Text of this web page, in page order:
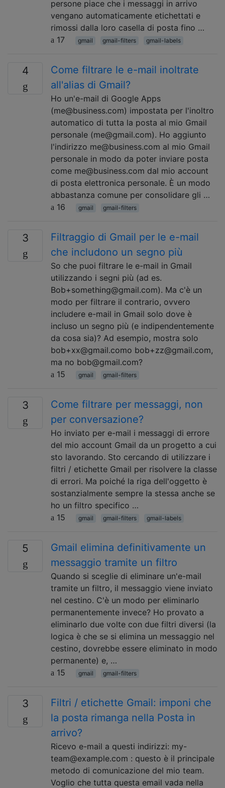
persone piace che i messaggi in arrivo
vengano automaticamente etichettati e
rimossi dalla loro casella di posta fino …
17
gmail gmail-filters gmail-labels
4
Come filtrare le e-mail inoltrate
all'alias di Gmail?
Ho un'e-mail di Google Apps
(me@business.com) impostata per l'inoltro
automatico di tutta la posta al mio Gmail
personale (me@gmail.com). Ho aggiunto
l'indirizzo me@business.com al mio Gmail
personale in modo da poter inviare posta
come me@business.com dal mio account
di posta elettronica personale. È un modo
abbastanza comune per consolidare gli …
16
gmail gmail-filters
3
Filtraggio di Gmail per le e-mail
che includono un segno più
So che puoi filtrare le e-mail in Gmail
utilizzando i segni più (ad es.
Bob+something@gmail.com). Ma c'è un
modo per filtrare il contrario, ovvero
includere e-mail in Gmail solo dove è
incluso un segno più (e indipendentemente
da cosa sia)? Ad esempio, mostra solo
bob+xx@gmail.como bob+zz@gmail.com,
ma no bob@gmail.com?
15
gmail gmail-filters
3
Come filtrare per messaggi, non
per conversazione?
Ho inviato per e-mail i messaggi di errore
del mio account Gmail da un progetto a cui
sto lavorando. Sto cercando di utilizzare i
filtri / etichette Gmail per risolvere la classe
di errori. Ma poiché la riga dell'oggetto è
sostanzialmente sempre la stessa anche se
ho un filtro specifico …
15
gmail gmail-filters gmail-labels
5
Gmail elimina definitivamente un
messaggio tramite un filtro
Quando si sceglie di eliminare un'e-mail
tramite un filtro, il messaggio viene inviato
nel cestino. C'è un modo per eliminarlo
permanentemente invece? Ho provato a
eliminarlo due volte con due filtri diversi (la
logica è che se si elimina un messaggio nel
cestino, dovrebbe essere eliminato in modo
permanente) e, …
15
gmail gmail-filters
3
Filtri / etichette Gmail: imponi che
la posta rimanga nella Posta in
arrivo?
Ricevo e-mail a questi indirizzi: my-
team@example.com : questo è il principale
metodo di comunicazione del mio team.
Voglio che tutta questa email vada nella